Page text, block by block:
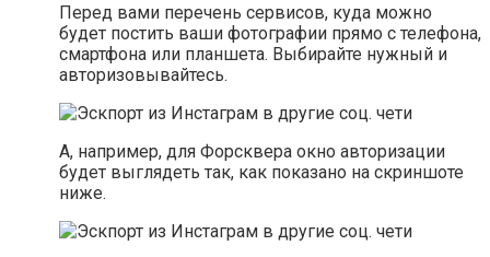
Перед вами перечень сервисов, куда можно
будет постить ваши фотографии прямо с телефона,
смартфона или планшета. Выбирайте нужный и
авторизовывайтесь.
А, например, для Форсквера окно авторизации
будет выглядеть так, как показано на скриншоте
ниже.